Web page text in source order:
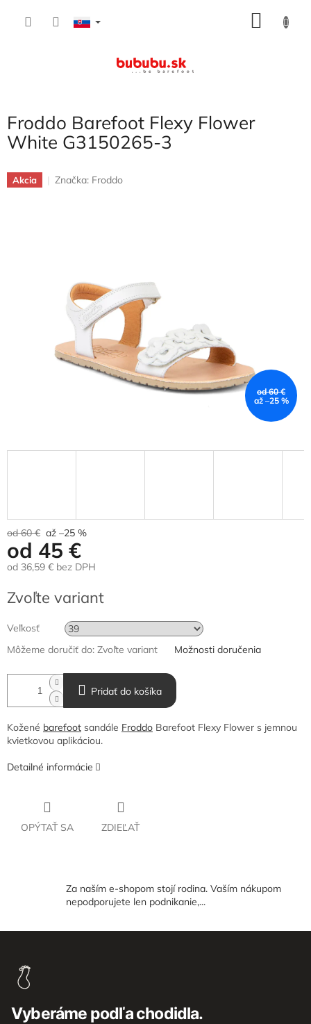
Froddo Barefoot Flexy Flower
White G3150265-3
Akcia Značka: Froddo
od 60 €
až –25 %
od 60 € až –25 %
od 45 €
od 36,59 € bez DPH
cena:
Zvoľte variant
Veľkosť
Môžeme doručiť do: Zvoľte variant Možnosti doručenia
Pridať do košíka
Kožené barefoot sandále Froddo Barefoot Flexy Flower s jemnou
kvietkovou aplikáciou.
Detailné informácie
OPÝTAŤ SA ZDIEĽAŤ
Za naším e-shopom stojí rodina. Vaším nákupom
nepodporujete len podnikanie,...
Vyberáme podľa chodidla.